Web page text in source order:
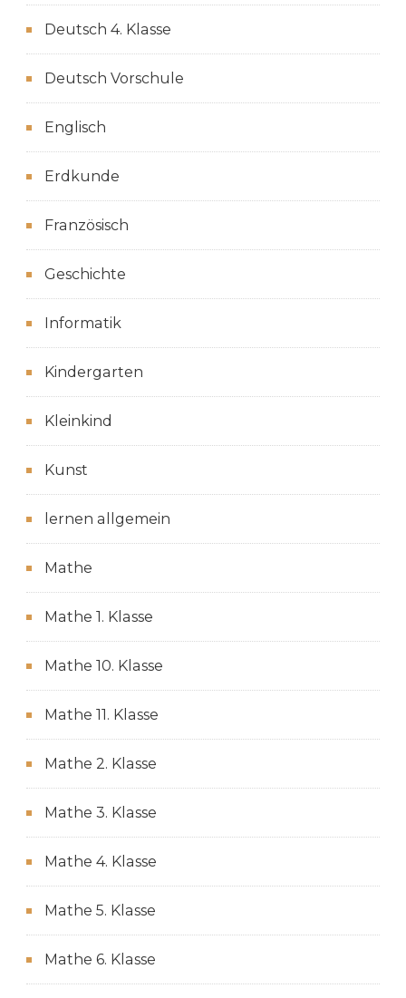
Deutsch 4. Klasse
Deutsch Vorschule
Englisch
Erdkunde
Französisch
Geschichte
Informatik
Kindergarten
Kleinkind
Kunst
lernen allgemein
Mathe
Mathe 1. Klasse
Mathe 10. Klasse
Mathe 11. Klasse
Mathe 2. Klasse
Mathe 3. Klasse
Mathe 4. Klasse
Mathe 5. Klasse
Mathe 6. Klasse